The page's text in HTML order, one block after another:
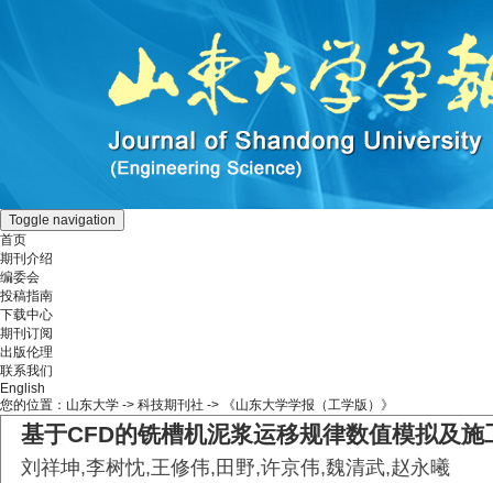
Toggle navigation
首页
期刊介绍
编委会
投稿指南
下载中心
期刊订阅
出版伦理
联系我们
English
您的位置： 山东大学 -> 科技期刊社 -> 《山东大学学报（工学版）》
基于CFD的铣槽机泥浆运移规律数值模拟及施
刘祥坤,李树忱,王修伟,田野,许京伟,魏清武,赵永曦